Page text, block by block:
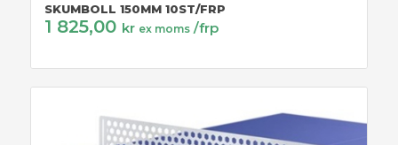
SKUMBOLL 150MM 10ST/FRP
1 825,00 kr ex moms /frp